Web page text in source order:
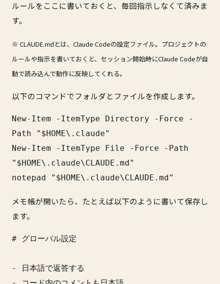
ルールをここに書いておくと、毎回指示しなくて済みま
す。
※ CLAUDE.mdとは、Claude Codeの設定ファイル。プロジェクトの
ルールや指示を書いておくと、セッション開始時にClaude Codeが自
動で読み込んで動作に反映してくれる。
以下のコマンドでフォルダとファイルを作成します。
New-Item -ItemType Directory -Force -
Path "$HOME\.claude"
New-Item -ItemType File -Force -Path
"$HOME\.claude\CLAUDE.md"
notepad "$HOME\.claude\CLAUDE.md"
メモ帳が開いたら、たとえば以下のように書いて保存し
ます。
# グローバル設定
- 日本語で返答する